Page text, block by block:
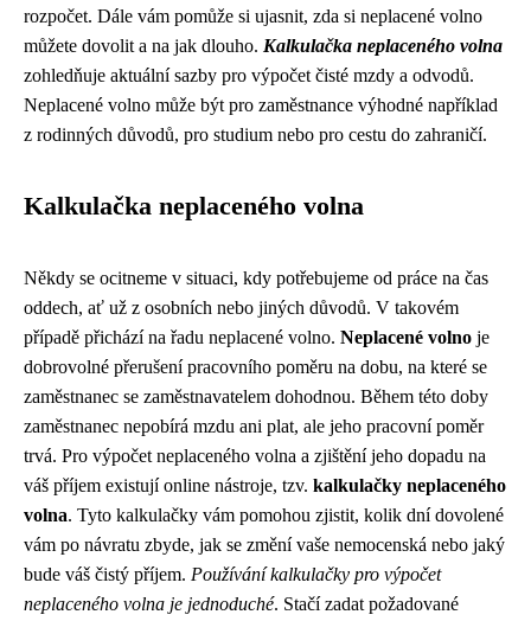
rozpočet. Dále vám pomůže si ujasnit, zda si neplacené volno
můžete dovolit a na jak dlouho. Kalkulačka neplaceného volna
zohledňuje aktuální sazby pro výpočet čisté mzdy a odvodů.
Neplacené volno může být pro zaměstnance výhodné například
z rodinných důvodů, pro studium nebo pro cestu do zahraničí.
Kalkulačka neplaceného volna
Někdy se ocitneme v situaci, kdy potřebujeme od práce na čas
oddech, ať už z osobních nebo jiných důvodů. V takovém
případě přichází na řadu neplacené volno. Neplacené volno je
dobrovolné přerušení pracovního poměru na dobu, na které se
zaměstnanec se zaměstnavatelem dohodnou. Během této doby
zaměstnanec nepobírá mzdu ani plat, ale jeho pracovní poměr
trvá. Pro výpočet neplaceného volna a zjištění jeho dopadu na
váš příjem existují online nástroje, tzv. kalkulačky neplaceného
volna. Tyto kalkulačky vám pomohou zjistit, kolik dní dovolené
vám po návratu zbyde, jak se změní vaše nemocenská nebo jaký
bude váš čistý příjem. Používání kalkulačky pro výpočet
neplaceného volna je jednoduché. Stačí zadat požadované